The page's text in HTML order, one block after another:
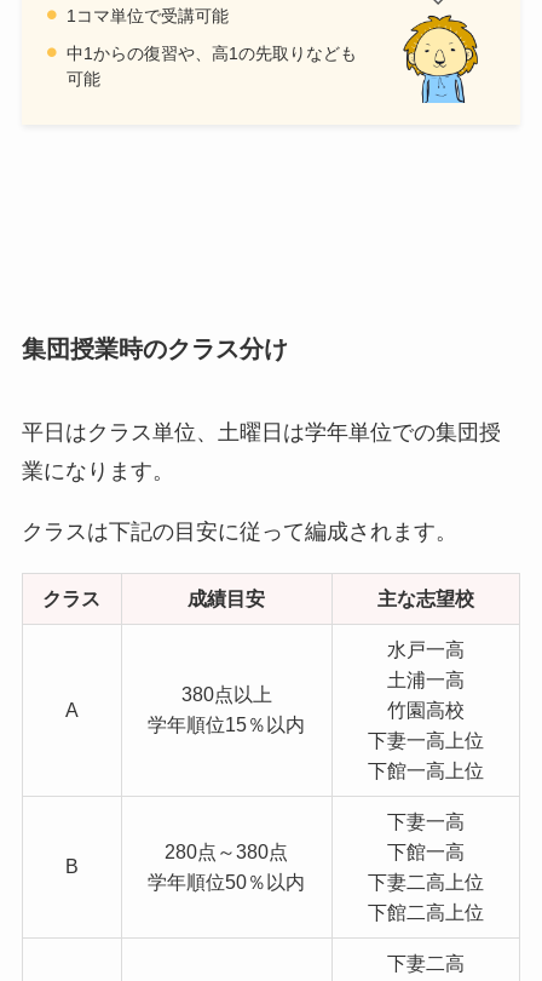
1コマ単位で受講可能
中1からの復習や、高1の先取りなども
可能
集団授業時のクラス分け
平日はクラス単位、土曜日は学年単位での集団授
業になります。
クラスは下記の目安に従って編成されます。
クラス 成績目安 主な志望校
A
380点以上
学年順位15％以内
水戸一高
土浦一高
竹園高校
下妻一高上位
下館一高上位
B
280点～380点
学年順位50％以内
下妻一高
下館一高
下妻二高上位
下館二高上位
下妻二高